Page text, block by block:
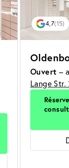
4,7(15)
Ouvert –
Lange